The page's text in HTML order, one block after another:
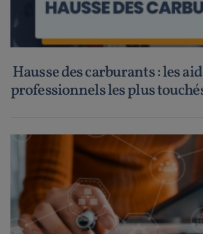
Hausse des carburants : les
professionnels les plus